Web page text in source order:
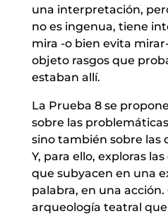
una interpretación,
no es ingenua, tiene
mira -o bien evita
objeto rasgos que
estaban allí.
La Prueba 8 se
sobre las
sino también sobre las
Y, para ello, exploras
que subyacen en una
palabra, en una acción.
arqueología teatral